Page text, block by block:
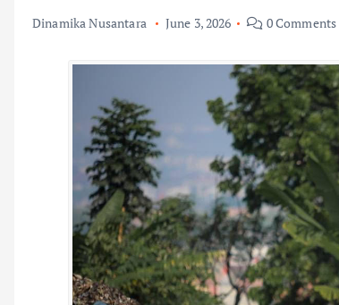
Dinamika Nusantara June 3, 2026 0 Comments